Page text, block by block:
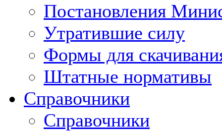
Постановления
Утратившие силу
Формы для
Штатные нормативы
Справочники
Справочники